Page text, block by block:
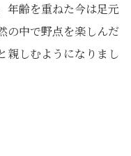
年齢を重ねた今は足元
の中で野点を楽しんだ
親しむようになりまし